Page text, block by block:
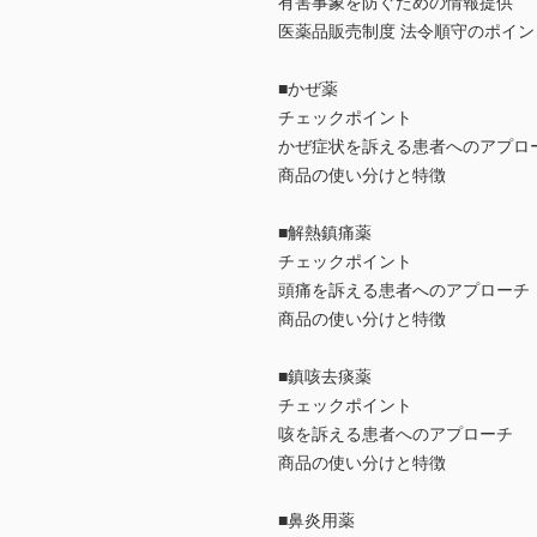
医薬品販売制度 法令順守のポイ
■かぜ薬
チェックポイント
かぜ症状を訴える患者へのアプロ
商品の使い分けと特徴
■解熱鎮痛薬
チェックポイント
頭痛を訴える患者へのアプローチ
商品の使い分けと特徴
■鎮咳去痰薬
チェックポイント
咳を訴える患者へのアプローチ
商品の使い分けと特徴
■鼻炎用薬